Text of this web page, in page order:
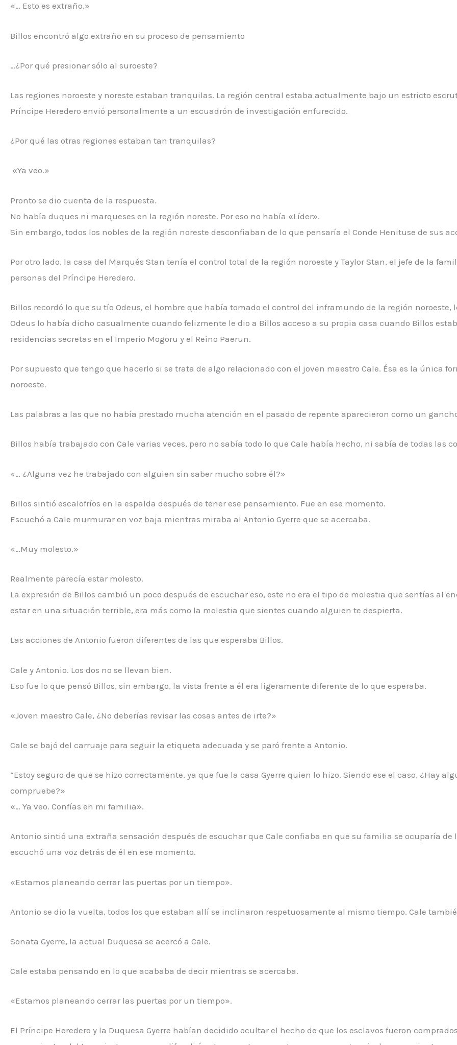
«… Esto es extraño.»
Billos encontró algo extraño en su proceso de pensamiento
…¿Por qué presionar sólo al suroeste?
Las regiones noroeste y noreste estaban tranquilas. La región central estaba actualmente bajo un estricto
Príncipe Heredero envió personalmente a un escuadrón de investigación enfurecido.
¿Por qué las otras regiones estaban tan tranquilas?
«Ya veo.»
Pronto se dio cuenta de la respuesta.
No había duques ni marqueses en la región noreste. Por eso no había «Líder».
Sin embargo, todos los nobles de la región noreste desconfiaban de lo que pensaría el Conde Henituse de sus
Por otro lado, la casa del Marqués Stan tenía el control total de la región noroeste y Taylor Stan, el jefe de la
personas del Príncipe Heredero.
Billos recordó lo que su tío Odeus, el hombre que había tomado el control del inframundo de la región noroeste,
Odeus lo había dicho casualmente cuando felizmente le dio a Billos acceso a su propia casa cuando Billos
residencias secretas en el Imperio Mogoru y el Reino Paerun.
Por supuesto que tengo que hacerlo si se trata de algo relacionado con el joven maestro Cale. Ésa es la única
noroeste.
Las palabras a las que no había prestado mucha atención en el pasado de repente aparecieron como un
Billos había trabajado con Cale varias veces, pero no sabía todo lo que Cale había hecho, ni sabía de todas las
«… ¿Alguna vez he trabajado con alguien sin saber mucho sobre él?»
Billos sintió escalofríos en la espalda después de tener ese pensamiento. Fue en ese momento.
Escuchó a Cale murmurar en voz baja mientras miraba al Antonio Gyerre que se acercaba.
«…Muy molesto.»
Realmente parecía estar molesto.
La expresión de Billos cambió un poco después de escuchar eso, este no era el tipo de molestia que sentías al
estar en una situación terrible, era más como la molestia que sientes cuando alguien te despierta.
Las acciones de Antonio fueron diferentes de las que esperaba Billos.
Cale y Antonio. Los dos no se llevan bien.
Eso fue lo que pensó Billos, sin embargo, la vista frente a él era ligeramente diferente de lo que esperaba.
«Joven maestro Cale, ¿No deberías revisar las cosas antes de irte?»
Cale se bajó del carruaje para seguir la etiqueta adecuada y se paró frente a Antonio.
“Estoy seguro de que se hizo correctamente, ya que fue la casa Gyerre quien lo hizo. Siendo ese el caso, ¿Hay
compruebe?»
«… Ya veo. Confías en mi familia».
Antonio sintió una extraña sensación después de escuchar que Cale confiaba en que su familia se ocuparía de
escuchó una voz detrás de él en ese momento.
«Estamos planeando cerrar las puertas por un tiempo».
Antonio se dio la vuelta, todos los que estaban allí se inclinaron respetuosamente al mismo tiempo. Cale
Sonata Gyerre, la actual Duquesa se acercó a Cale.
Cale estaba pensando en lo que acababa de decir mientras se acercaba.
«Estamos planeando cerrar las puertas por un tiempo».
El Príncipe Heredero y la Duquesa Gyerre habían decidido ocultar el hecho de que los esclavos fueron